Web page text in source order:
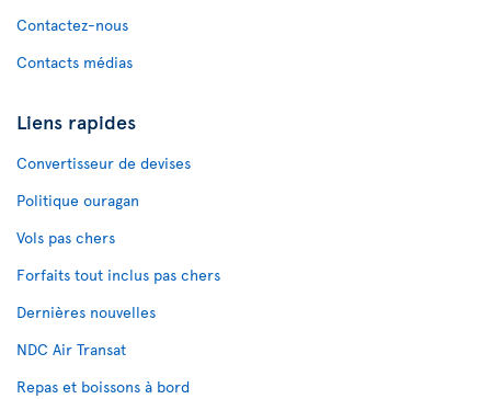
Contactez-nous
Contacts médias
Liens rapides
Convertisseur de devises
Politique ouragan
Vols pas chers
Forfaits tout inclus pas chers
Dernières nouvelles
NDC Air Transat
Repas et boissons à bord